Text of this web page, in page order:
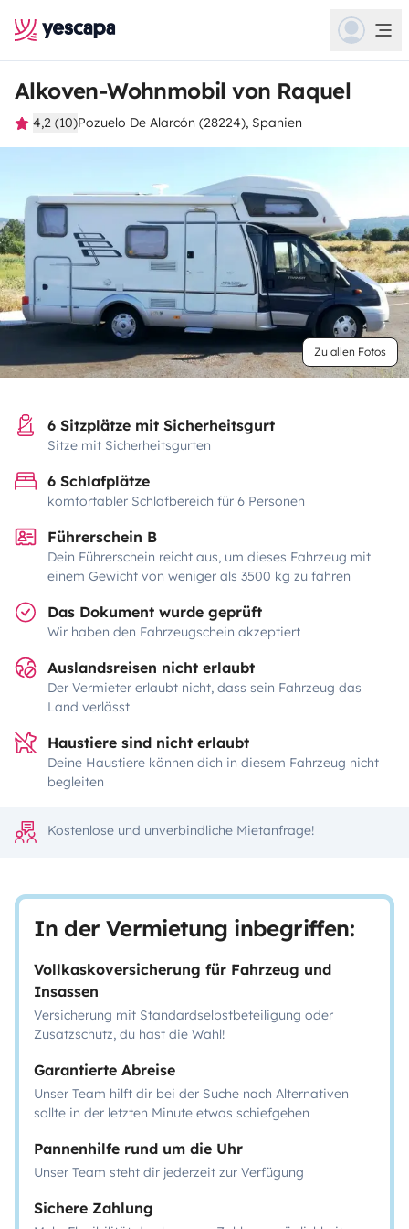
Alkoven-Wohnmobil von Raquel
4,2 (10)Pozuelo De Alarcón (28224), Spanien
Zu allen Fotos
6 Sitzplätze mit Sicherheitsgurt
Sitze mit Sicherheitsgurten
6 Schlafplätze
komfortabler Schlafbereich für 6 Personen
Führerschein B
Dein Führerschein reicht aus, um dieses Fahrzeug mit
einem Gewicht von weniger als 3500 kg zu fahren
Das Dokument wurde geprüft
Wir haben den Fahrzeugschein akzeptiert
Auslandsreisen nicht erlaubt
Der Vermieter erlaubt nicht, dass sein Fahrzeug das
Land verlässt
Haustiere sind nicht erlaubt
Deine Haustiere können dich in diesem Fahrzeug nicht
begleiten
Kostenlose und unverbindliche Mietanfrage!
In der Vermietung inbegriffen:
Vollkaskoversicherung für Fahrzeug und
Insassen
Versicherung mit Standardselbstbeteiligung oder
Zusatzschutz, du hast die Wahl!
Garantierte Abreise
Unser Team hilft dir bei der Suche nach Alternativen
sollte in der letzten Minute etwas schiefgehen
Pannenhilfe rund um die Uhr
Unser Team steht dir jederzeit zur Verfügung
Sichere Zahlung